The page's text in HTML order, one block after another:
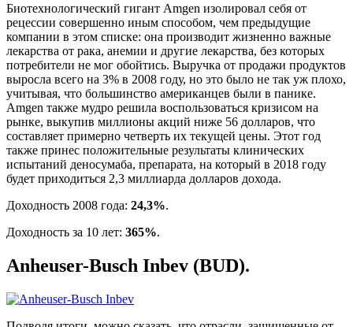
Биотехнологический гигант Amgen изолировал себя от
рецессии совершенно иным способом, чем предыдущие
компании в этом списке: она производит жизненно важные
лекарства от рака, анемии и другие лекарства, без которых
потребители не мог обойтись. Выручка от продажи продуктов
выросла всего на 3% в 2008 году, но это было не так уж плохо,
учитывая, что большинство американцев были в панике.
Amgen также мудро решила воспользоваться кризисом на
рынке, выкупив миллионы акций ниже 56 долларов, что
составляет примерно четверть их текущей цены. Этот год
также принес положительные результаты клинических
испытаний деносумаба, препарата, на который в 2018 году
будет приходиться 2,3 миллиарда долларов дохода.
Доходность 2008 года: 24,3%.
Доходность за 10 лет: 365%.
Anheuser-Busch Inbev (BUD).